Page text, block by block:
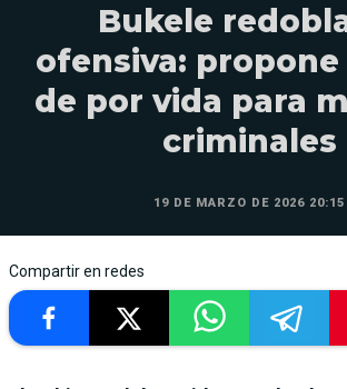
Bukele
ofensiva:
de por vida para
criminales
19 DE MARZO DE 2026 20:15
Compartir en redes